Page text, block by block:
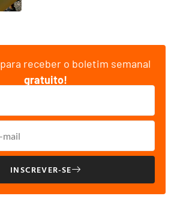
para receber o boletim semanal
gratuito!
INSCREVER-SE